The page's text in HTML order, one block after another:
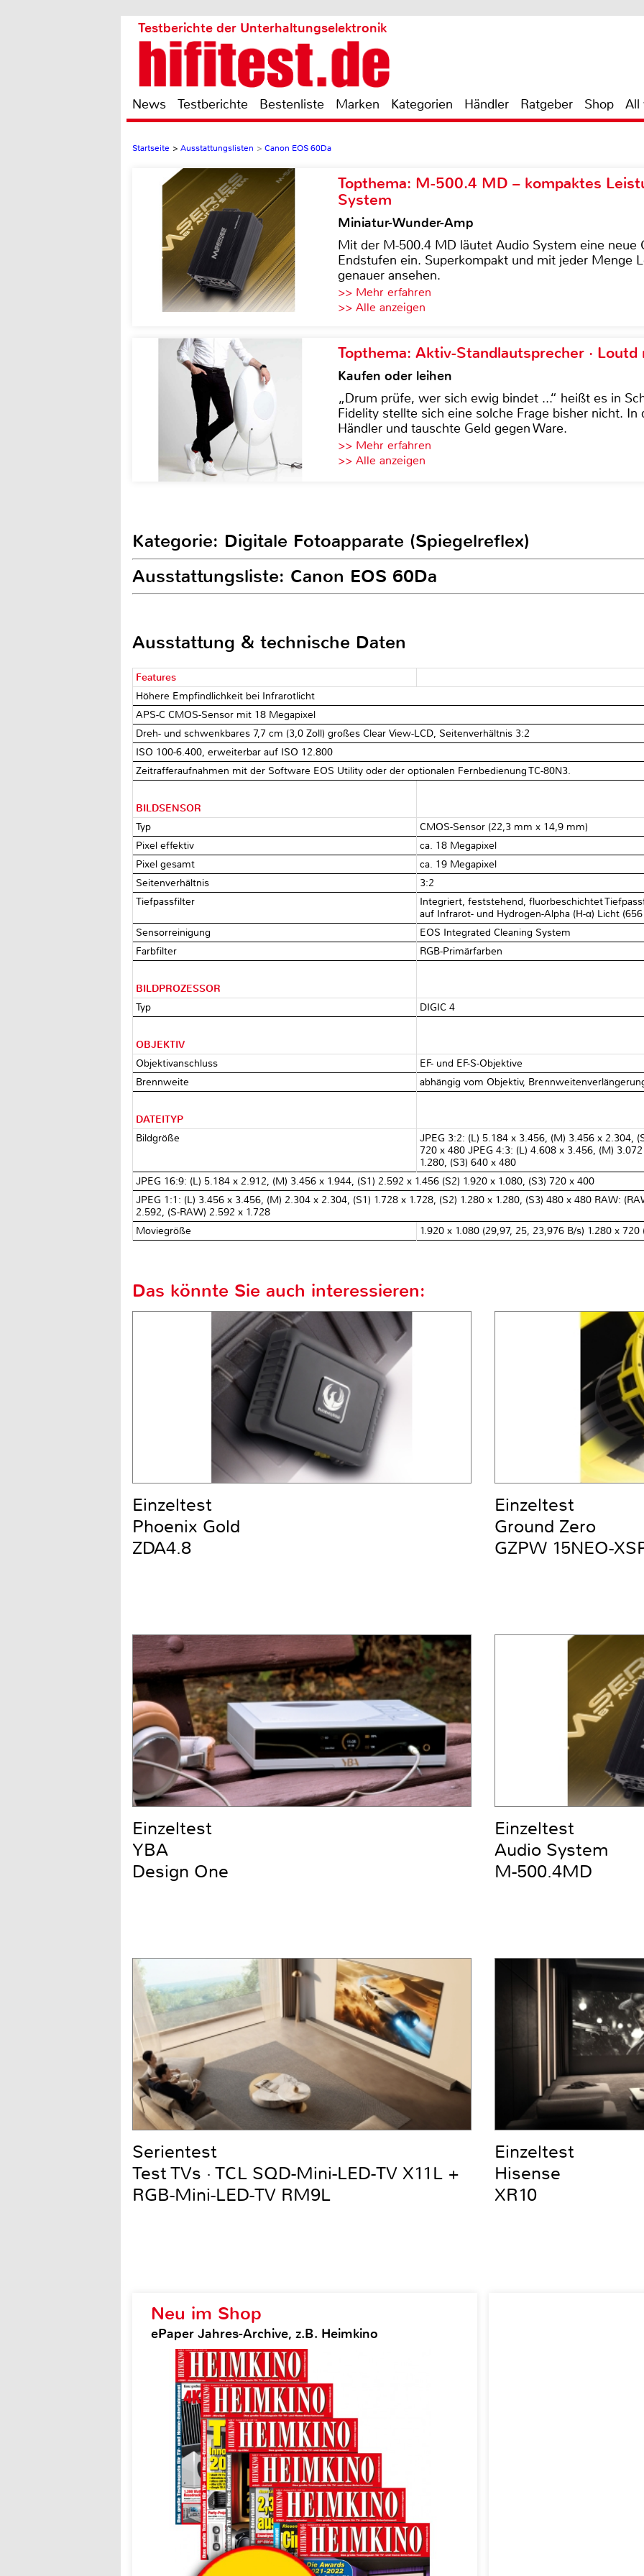
Testberichte der Unterhaltungselektronik
News Testberichte Bestenliste Marken Kategorien Händler Ratgeber Shop All
Startseite > Ausstattungslisten > Canon EOS 60Da
Topthema: M-500.4 MD – kompaktes
System
Miniatur-Wunder-Amp
Mit der M-500.4 MD läutet Audio System eine neue
Endstufen ein. Superkompakt und mit jeder Menge
genauer ansehen.
>> Mehr erfahren
>> Alle anzeigen
Topthema: Aktiv-Standlautsprecher · Loutd
Kaufen oder leihen
„Drum prüfe, wer sich ewig bindet ...“ heißt es in
Fidelity stellte sich eine solche Frage bisher nicht. In
Händler und tauschte Geld gegen Ware.
>> Mehr erfahren
>> Alle anzeigen
Kategorie: Digitale Fotoapparate (Spiegelreflex)
Ausstattungsliste: Canon EOS 60Da
Ausstattung & technische Daten
Features
Höhere Empfindlichkeit bei Infrarotlicht
APS-C CMOS-Sensor mit 18 Megapixel
Dreh- und schwenkbares 7,7 cm (3,0 Zoll) großes Clear View-LCD, Seitenverhältnis 3:2
ISO 100-6.400, erweiterbar auf ISO 12.800
Zeitrafferaufnahmen mit der Software EOS Utility oder der optionalen Fernbedienung TC-80N3.
BILDSENSOR
Typ
CMOS-Sensor (22,3 mm x 14,9 mm)
Pixel effektiv
ca. 18 Megapixel
Pixel gesamt
ca. 19 Megapixel
Seitenverhältnis
3:2
Tiefpassfilter
Integriert, feststehend, fluorbeschichtet
auf Infrarot- und Hydrogen-Alpha (H-α) Licht
Sensorreinigung
EOS Integrated Cleaning System
Farbfilter
RGB-Primärfarben
BILDPROZESSOR
Typ
DIGIC 4
OBJEKTIV
Objektivanschluss
EF- und EF-S-Objektive
Brennweite
abhängig vom Objektiv,
DATEITYP
Bildgröße
JPEG 3:2: (L) 5.184 x 3.456, (M) 3.456 x 2.304,
720 x 480 JPEG 4:3: (L) 4.608 x 3.456, (M)
1.280, (S3) 640 x 480
JPEG 16:9: (L) 5.184 x 2.912, (M) 3.456 x 1.944, (S1) 2.592 x 1.456 (S2) 1.920 x 1.080, (S3) 720 x 400
JPEG 1:1: (L) 3.456 x 3.456, (M) 2.304 x 2.304, (S1) 1.728 x 1.728, (S2) 1.280 x 1.280, (S3) 480 x 480 RAW:
2.592, (S-RAW) 2.592 x 1.728
Moviegröße
1.920 x 1.080 (29,97, 25, 23,976 B/s) 1.280 x
Neu im Shop
ePaper Jahres-Archive, z.B. Heimkino
Das könnte Sie auch interessieren:
Einzeltest
Phoenix Gold
ZDA4.8
Einzeltest
Ground Zero
GZPW 15NEO-
Einzeltest
YBA
Design One
Einzeltest
Audio System
M-500.4MD
Serientest
Test TVs · TCL SQD-Mini-LED-TV X11L +
RGB-Mini-LED-TV RM9L
Einzeltest
Hisense
XR10